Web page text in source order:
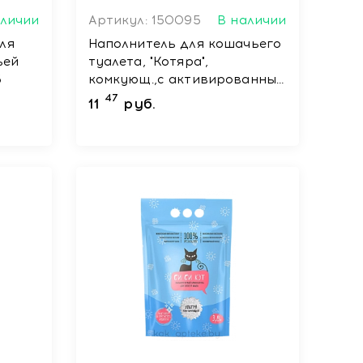
Артикул: 150095
В наличии
Наполнитель для кошачьего
туалета, "Котяра",
комкующ.,с активированным
углем,10л,4.2 кг
11 47 руб.